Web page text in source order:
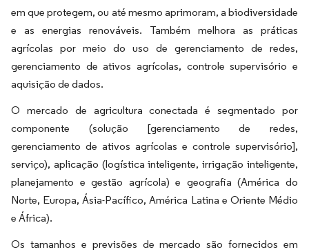
em que protegem, ou até mesmo aprimoram, a biodiversidade
e as energias renováveis. Também melhora as práticas
agrícolas por meio do uso de gerenciamento de redes,
gerenciamento de ativos agrícolas, controle supervisório e
aquisição de dados.
O mercado de agricultura conectada é segmentado por
componente (solução [gerenciamento de redes,
gerenciamento de ativos agrícolas e controle supervisório],
serviço), aplicação (logística inteligente, irrigação inteligente,
planejamento e gestão agrícola) e geografia (América do
Norte, Europa, Ásia-Pacífico, América Latina e Oriente Médio
e África).
Os tamanhos e previsões de mercado são fornecidos em